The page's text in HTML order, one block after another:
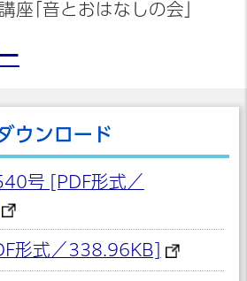
座｢音とおはなしの会｣
ウンロード
号 [PDF形式／
形式／338.96KB]